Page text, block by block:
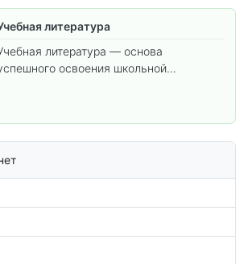
литература
литература — основа
освоения школьной
по предметам.